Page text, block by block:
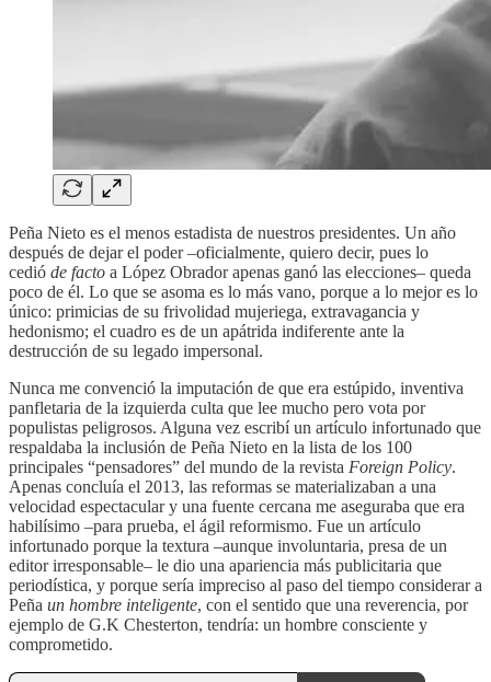
Peña Nieto es el menos estadista de nuestros presidentes. Un año
después de dejar el poder –oficialmente, quiero decir, pues lo
cedió de facto a López Obrador apenas ganó las elecciones– queda
poco de él. Lo que se asoma es lo más vano, porque a lo mejor es lo
único: primicias de su frivolidad mujeriega, extravagancia y
hedonismo; el cuadro es de un apátrida indiferente ante la
destrucción de su legado impersonal.
Nunca me convenció la imputación de que era estúpido, inventiva
panfletaria de la izquierda culta que lee mucho pero vota por
populistas peligrosos. Alguna vez escribí un artículo infortunado que
respaldaba la inclusión de Peña Nieto en la lista de los 100
principales “pensadores” del mundo de la revista Foreign Policy.
Apenas concluía el 2013, las reformas se materializaban a una
velocidad espectacular y una fuente cercana me aseguraba que era
habilísimo ­–para prueba, el ágil reformismo. Fue un artículo
infortunado porque la textura –aunque involuntaria, presa de un
editor irresponsable– le dio una apariencia más publicitaria que
periodística, y porque sería impreciso al paso del tiempo considerar a
Peña un hombre inteligente, con el sentido que una reverencia, por
ejemplo de G.K Chesterton, tendría: un hombre consciente y
comprometido.